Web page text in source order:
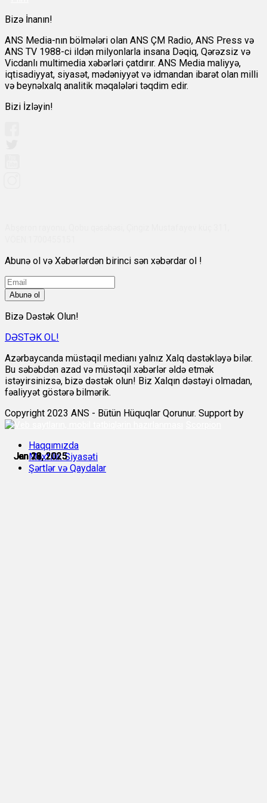
Jan 16, 2025
Jan 18, 2025
Jan 18, 2025
Jan 19, 2025
Jan 21, 2025
Jan 22, 2025
Bizə İnanın!
ANS Media-nın bölmələri olan ANS ÇM Radio, ANS Press və
ANS TV 1988-ci ildən milyonlarla insana Dəqiq, Qərəzsiz və
Vicdanlı multimedia xəbərləri çatdırır. ANS Media maliyyə,
iqtisadiyyat, siyasət, mədəniyyət və idmandan ibarət olan milli
və beynəlxalq analitik məqalələri təqdim edir.
Bizi İzləyin!
Abunə ol və Xəbərlərdən birinci sən xəbərdar ol !
Abunə ol
Bizə Dəstək Olun!
DƏSTƏK OL!
Azərbaycanda müstəqil medianı yalnız Xalq dəstəkləyə bilər.
Bu səbəbdən azad və müstəqil xəbərlər əldə etmək
istəyirsinizsə, bizə dəstək olun! Biz Xalqın dəstəyi olmadan,
fəaliyyət göstərə bilmərik.
Copyright 2023 ANS - Bütün Hüquqlar Qorunur. Support by
Haqqımızda
Məxfilik Siyasəti
Şərtlər və Qaydalar